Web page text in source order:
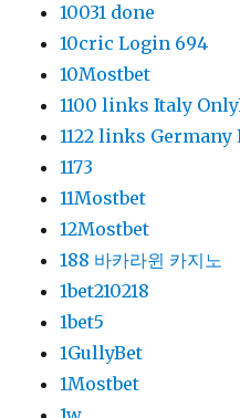
10031 done
10cric Login 694
10Mostbet
1100 links Italy
1122 links Germany
1173
11Mostbet
12Mostbet
188 바카라윈 카지노
1bet210218
1bet5
1GullyBet
1Mostbet